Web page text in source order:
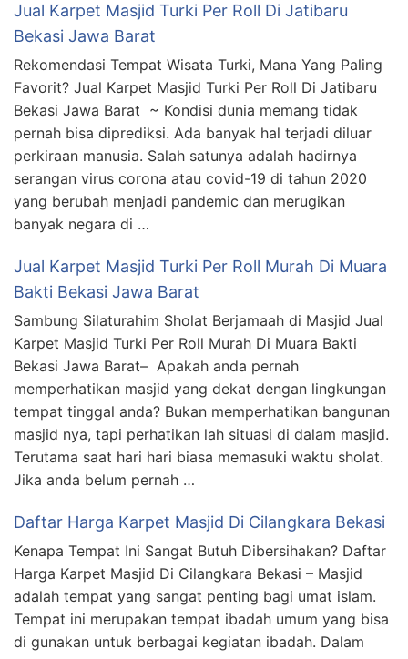
Jual Karpet Masjid Turki Per Roll Di Jatibaru
Bekasi Jawa Barat
Rekomendasi Tempat Wisata Turki, Mana Yang Paling
Favorit? Jual Karpet Masjid Turki Per Roll Di Jatibaru
Bekasi Jawa Barat ~ Kondisi dunia memang tidak
pernah bisa diprediksi. Ada banyak hal terjadi diluar
perkiraan manusia. Salah satunya adalah hadirnya
serangan virus corona atau covid-19 di tahun 2020
yang berubah menjadi pandemic dan merugikan
banyak negara di …
Jual Karpet Masjid Turki Per Roll Murah Di Muara
Bakti Bekasi Jawa Barat
Sambung Silaturahim Sholat Berjamaah di Masjid Jual
Karpet Masjid Turki Per Roll Murah Di Muara Bakti
Bekasi Jawa Barat– Apakah anda pernah
memperhatikan masjid yang dekat dengan lingkungan
tempat tinggal anda? Bukan memperhatikan bangunan
masjid nya, tapi perhatikan lah situasi di dalam masjid.
Terutama saat hari hari biasa memasuki waktu sholat.
Jika anda belum pernah …
Daftar Harga Karpet Masjid Di Cilangkara Bekasi
Kenapa Tempat Ini Sangat Butuh Dibersihakan? Daftar
Harga Karpet Masjid Di Cilangkara Bekasi – Masjid
adalah tempat yang sangat penting bagi umat islam.
Tempat ini merupakan tempat ibadah umum yang bisa
di gunakan untuk berbagai kegiatan ibadah. Dalam